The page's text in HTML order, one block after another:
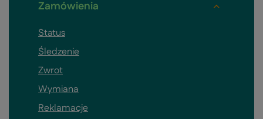
Zamówienia
Status
Śledzenie
Zwrot
Wymiana
Reklamacje